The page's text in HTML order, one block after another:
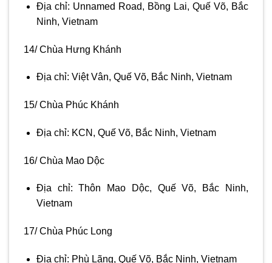
Địa chỉ: Unnamed Road, Bồng Lai, Quế Võ, Bắc
Ninh, Vietnam
14/ Chùa Hưng Khánh
Địa chỉ: Việt Vân, Quế Võ, Bắc Ninh, Vietnam
15/ Chùa Phúc Khánh
Địa chỉ: KCN, Quế Võ, Bắc Ninh, Vietnam
16/ Chùa Mao Dộc
Địa chỉ: Thôn Mao Dộc, Quế Võ, Bắc Ninh,
Vietnam
17/ Chùa Phúc Long
Địa chỉ: Phù Lãng, Quế Võ, Bắc Ninh, Vietnam